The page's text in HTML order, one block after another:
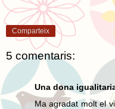
Comparteix
5 comentaris:
Una dona
Ma agradat molt el